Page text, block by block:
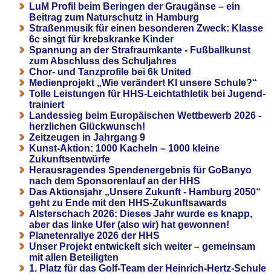
LuM Profil beim Beringen der Graugänse – ein
Beitrag zum Naturschutz in Hamburg
Straßenmusik für einen besonderen Zweck: Klasse
6c singt für krebskranke Kinder
Spannung an der Strafraumkante - Fußballkunst
zum Abschluss des Schuljahres
Chor- und Tanzprofile bei 6k United
Medienprojekt „Wie verändert KI unsere Schule?“
Tolle Leistungen für HHS-Leichtathletik bei Jugend-
trainiert
Landessieg beim Europäischen Wettbewerb 2026 -
herzlichen Glückwunsch!
Zeitzeugen in Jahrgang 9
Kunst-Aktion: 1000 Kacheln – 1000 kleine
Zukunftsentwürfe
Herausragendes Spendenergebnis für GoBanyo
nach dem Sponsorenlauf an der HHS
Das Aktionsjahr „Unsere Zukunft - Hamburg 2050“
geht zu Ende mit den HHS-Zukunftsawards
Alsterschach 2026: Dieses Jahr wurde es knapp,
aber das linke Ufer (also wir) hat gewonnen!
Planetenrallye 2026 der HHS
Unser Projekt entwickelt sich weiter – gemeinsam
mit allen Beteiligten
1. Platz für das Golf-Team der Heinrich-Hertz-Schule